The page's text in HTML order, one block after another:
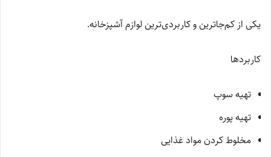
یکی از کم‌جا‌ترین و کاربردی‌ترین لوازم آشپزخانه.
کاربردها
تهیه سوپ
تهیه پوره
مخلوط کردن مواد غذایی